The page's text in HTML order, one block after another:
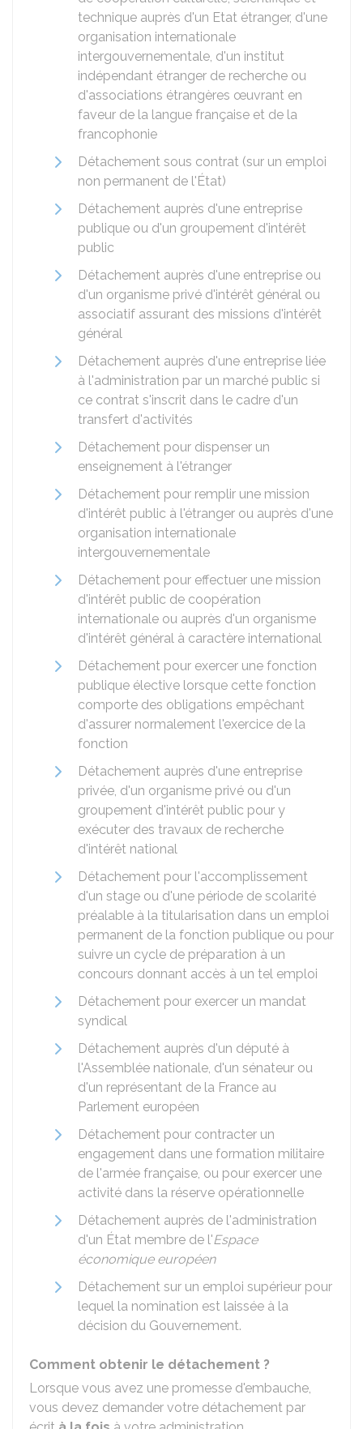
technique auprès d'un Etat étranger, d'une
organisation internationale
intergouvernementale, d'un institut
indépendant étranger de recherche ou
d'associations étrangères œuvrant en
faveur de la langue française et de la
francophonie
Détachement sous contrat (sur un emploi
non permanent de l'État)
Détachement auprès d'une entreprise
publique ou d'un groupement d'intérêt
public
Détachement auprès d'une entreprise ou
d'un organisme privé d'intérêt général ou
associatif assurant des missions d'intérêt
général
Détachement auprès d'une entreprise liée
à l'administration par un marché public si
ce contrat s'inscrit dans le cadre d'un
transfert d'activités
Détachement pour dispenser un
enseignement à l'étranger
Détachement pour remplir une mission
d'intérêt public à l'étranger ou auprès d'une
organisation internationale
intergouvernementale
Détachement pour effectuer une mission
d'intérêt public de coopération
internationale ou auprès d'un organisme
d'intérêt général à caractère international
Détachement pour exercer une fonction
publique élective lorsque cette fonction
comporte des obligations empêchant
d'assurer normalement l'exercice de la
fonction
Détachement auprès d'une entreprise
privée, d'un organisme privé ou d'un
groupement d'intérêt public pour y
exécuter des travaux de recherche
d'intérêt national
Détachement pour l'accomplissement
d'un stage ou d'une période de scolarité
préalable à la titularisation dans un emploi
permanent de la fonction publique ou pour
suivre un cycle de préparation à un
concours donnant accès à un tel emploi
Détachement pour exercer un mandat
syndical
Détachement auprès d'un député à
l'Assemblée nationale, d'un sénateur ou
d'un représentant de la France au
Parlement européen
Détachement pour contracter un
engagement dans une formation militaire
de l'armée française, ou pour exercer une
activité dans la réserve opérationnelle
Détachement auprès de l'administration
d'un État membre de l'Espace
économique européen
Détachement sur un emploi supérieur pour
lequel la nomination est laissée à la
décision du Gouvernement.
Comment obtenir le détachement ?
Lorsque vous avez une promesse d'embauche,
vous devez demander votre détachement par